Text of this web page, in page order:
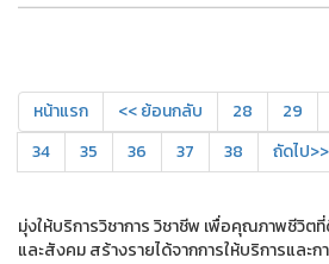
หน้าแรก << ย้อนกลับ 28 29
34
35 36 37 38 ถัดไป>>
มุ่งให้บริการวิชาการ วิชาชีพ เพื่อคุณภาพชีวิต
และสังคม สร้างรายได้จากการให้บริการและก